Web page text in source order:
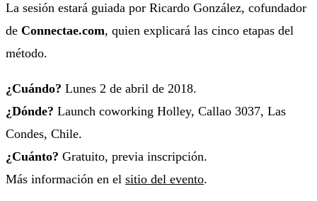
La sesión estará guiada por Ricardo González, cofundador
de Connectae.com, quien explicará las cinco etapas del
método.
¿Cuándo? Lunes 2 de abril de 2018.
¿Dónde? Launch coworking Holley, Callao 3037, Las
Condes, Chile.
¿Cuánto? Gratuito, previa inscripción.
Más información en el sitio del evento.